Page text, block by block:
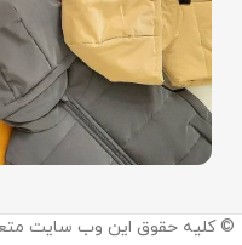
اینستاگرام:
© کلیه حقوق این وب سایت